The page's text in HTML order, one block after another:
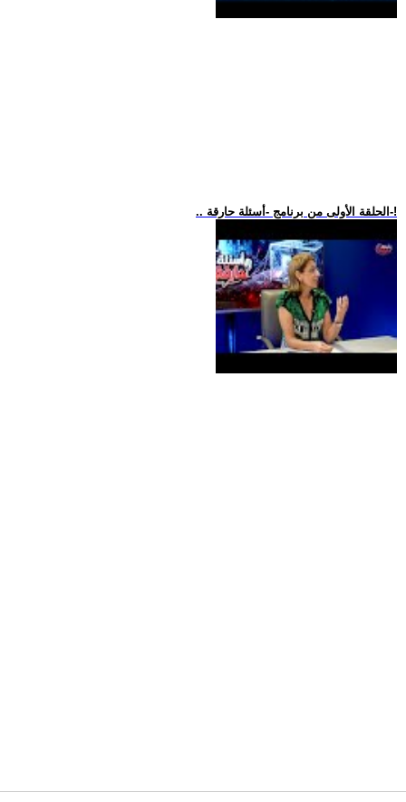
.. الحلقة الأولى من برنامج -أسئلة حارقة-!